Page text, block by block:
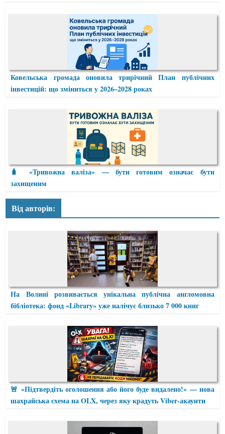
Ковельська громада оновила трирічний План публічних
інвестицій: що зміниться у 2026–2028 роках
🧳 «Тривожна валіза» — бути готовим означає бути
захищеним
Від авторів:
На Волині розвивається унікальна публічна англомовна
бібліотека: фонд «Library» уже налічує близько 7 000 книг
🚨 «Підтвердіть оголошення або його буде видалено!» — нова
шахрайська схема на OLX, через яку крадуть Viber-акаунти